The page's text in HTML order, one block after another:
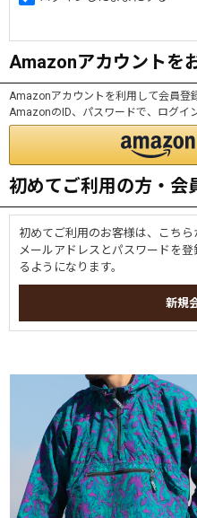
Amazonアカウントを
Amazonアカウントを利用して会員登
AmazonのID、パスワードで、ログイ
初めてご利用の方・会
初めてご利用のお客様は、こちら
メールアドレスとパスワードを
るようになります。